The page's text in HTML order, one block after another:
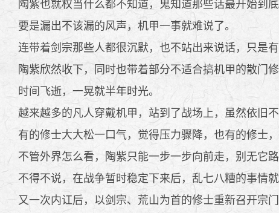
陶紫也就权当什么都不知道，鬼知道那些话最开始到底
要是漏出不该漏的风声，机甲一事就难说了。
连带着剑宗那些人都很沉默，也不站出来说话，只是
陶紫欣然收下，同时也带着部分不适合搞机甲的散门修
时间飞逝，一晃就半年时光。
越来越多的凡人穿戴机甲，站到了战场上，虽然依旧不
有的修士大大松一口气，觉得压力骤降，也有的修士
不管外界怎么看，陶紫只能一步一步向前走，别无它路
不得不说，在战争暂时稳定下来后，乱七八糟的事情就
又一次内讧后，以剑宗、荒山为首的修士重新召开宗门